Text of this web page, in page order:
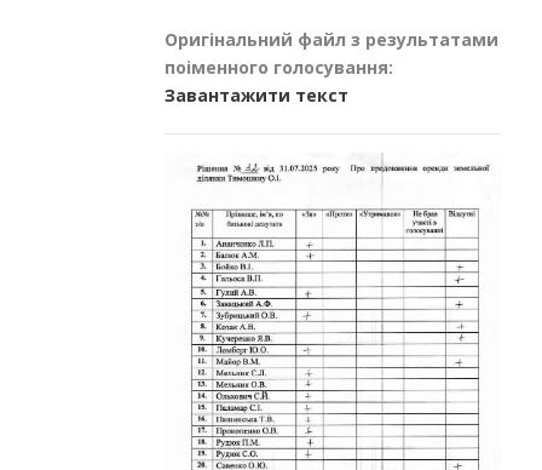
Оригінальний файл з результатами
поіменного голосування:
Завантажити текст